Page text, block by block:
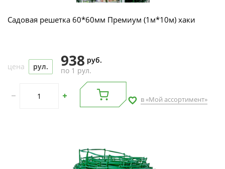
Садовая решетка 60*60мм Премиум (1м*10м) хаки
цена рул. 938 руб.
по 1 рул.
в «Мой ассортимент»